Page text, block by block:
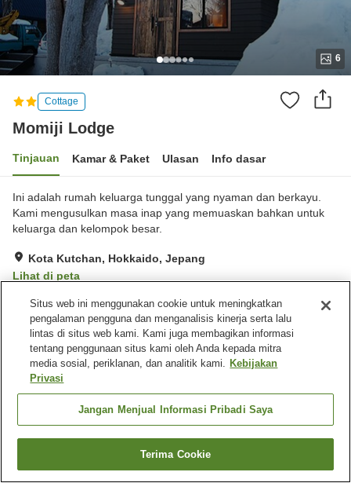
6
Cottage
Momiji Lodge
Tinjauan Kamar & Paket Ulasan Info dasar
Ini adalah rumah keluarga tunggal yang nyaman dan berkayu.
Kami mengusulkan masa inap yang memuaskan bahkan untuk
keluarga dan kelompok besar.
Kota Kutchan, Hokkaido, Jepang
Lihat di peta
Fasilitas properti
Tempat parkir
Beranda
Cari kamar
Situs web ini menggunakan cookie untuk meningkatkan
pengalaman pengguna dan menganalisis kinerja serta lalu
lintas di situs web kami. Kami juga membagikan informasi
tentang penggunaan situs kami oleh Anda kepada mitra
media sosial, periklanan, dan analitik kami. Kebijakan
Privasi
Jangan Menjual Informasi Pribadi Saya
Terima Cookie